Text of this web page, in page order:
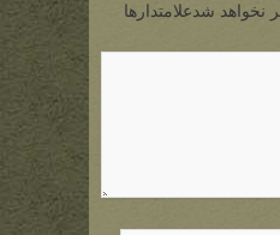
شدعلامتدارها